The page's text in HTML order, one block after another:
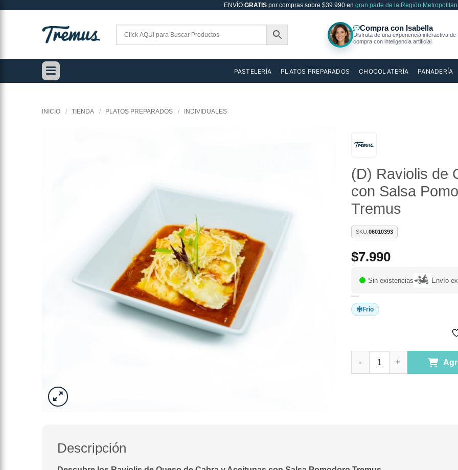
ENVÍO GRATISpor compras sobre $39.990 en gran parte de la Región
PASTELERÍA PLATOS PREPARADOS CHOCOLATERÍA PANADERÍA
INICIO / TIENDA / PLATOS PREPARADOS / INDIVIDUALES
(D) Raviolis de
con Salsa
Tremus
SKU:06010393
$7.990
Sin existencias Envío
Frío
Descripción